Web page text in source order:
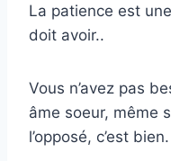
La patience est
doit avoir..
Vous n’avez pas
âme soeur, même
l’opposé, c’est bien.